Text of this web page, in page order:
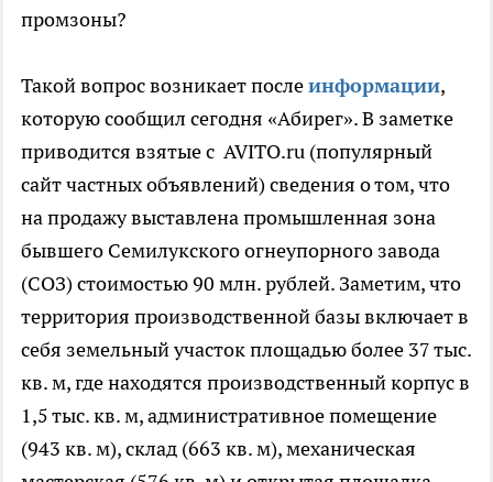
промзоны?
Такой вопрос возникает послеинформации,
которую сообщил сегодня «Абирег». В заметке
приводится взятые с AVITO.ru (популярный
сайт частных объявлений) сведения о том, что
на продажу выставлена промышленная зона
бывшего Семилукского огнеупорного завода
(СОЗ) стоимостью 90 млн. рублей. Заметим, что
территория производственной базы включает в
себя земельный участок площадью более 37 тыс.
кв. м, где находятся производственный корпус в
1,5 тыс. кв. м, административное помещение
(943 кв. м), склад (663 кв. м), механическая